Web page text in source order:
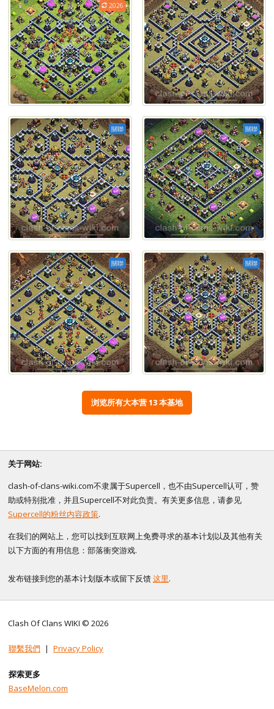
2026
關聯 關聯
關聯 關聯
浏览所有大本营 13 本基地
关于网站:
clash-of-clans-wiki.com不隶属于Supercell，也不由Supercell认可，赞
助或特别批准，并且Supercell不对此负责。有关更多信息，请参见
Supercell的粉丝内容政策.
在我们的网站上，您可以找到互联网上免费寻求的基本计划以及其他有关
以下方面的有用信息：部落衝突游戏.
发布链接到您的基本计划版本或留下反馈这里.
Clash Of Clans WIKI © 2026
聯繫我們 | Privacy Policy
探索更多
BaseMelon.com